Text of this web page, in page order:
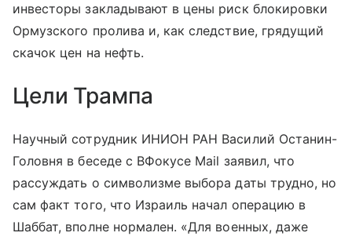
инвесторы закладывают в цены риск блокировки
Ормузского пролива и, как следствие, грядущий
скачок цен на нефть.
Цели Трампа
Научный сотрудник ИНИОН РАН Василий Останин-
Головня в беседе с ВФокусе Mail заявил, что
рассуждать о символизме выбора даты трудно, но
сам факт того, что Израиль начал операцию в
Шаббат, вполне нормален. «Для военных, даже